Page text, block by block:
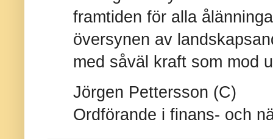
framtiden för alla
översynen av
med såväl kraft som mod
Jörgen Pettersson (C)
Ordförande i finans- och